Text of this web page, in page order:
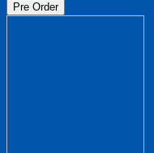
Pre Order